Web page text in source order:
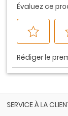
SERVICE À LA